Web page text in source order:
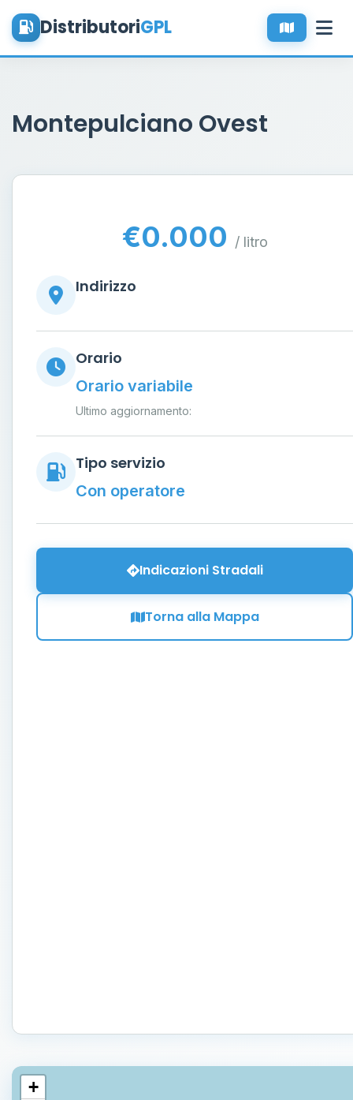
DistributoriGPL
Montepulciano Ovest
€0.000 / litro
Indirizzo
Orario
Orario variabile
Ultimo aggiornamento:
Tipo servizio
Con operatore
Indicazioni Stradali
Torna alla Mappa
+